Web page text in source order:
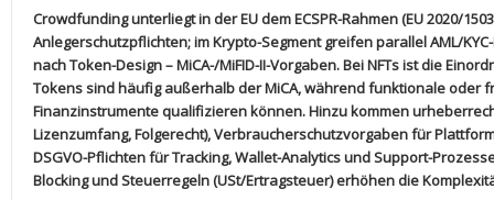
Crowdfundingunterliegt in der EU dem​ ECSPR-Rahmen ‍(EU 2020/
Anlegerschutzpflichten; im Krypto-Segment greifen parallel AML/
nach Token-Design – MiCA-/MiFID-II-Vorgaben. ‍BeiNFTsist ⁣die
Tokens sind häufig außerhalb ⁣der MiCA, während ⁣funktionale oder
Finanzinstrumente ‍qualifizieren⁣ können. Hinzu ⁢kommen
Lizenzumfang, Folgerecht),⁤ Verbraucherschutzvorgaben für​
DSGVO-Pflichten‍ für Tracking, Wallet-Analytics und ⁣Support-
Blocking und Steuerregeln ‌(USt/Ertragsteuer) erhöhen die